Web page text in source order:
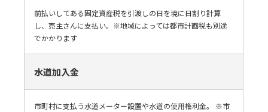
前払いしてある固定資産税を引渡しの日を境に日割り計算
し、売主さんに支払い。※地域によっては都市計画税も別途
でかかります
水道加入金
市町村に支払う水道メーター設置や水道の使用権利金。 ※市